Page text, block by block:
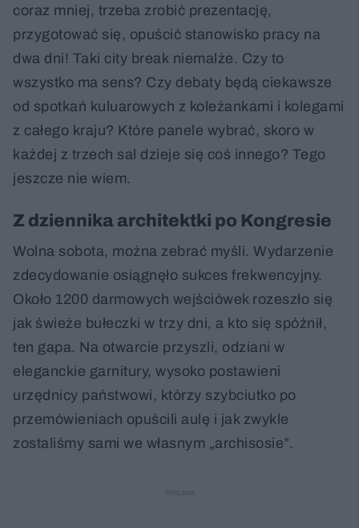
coraz mniej, trzeba zrobić prezentację,
przygotować się, opuścić stanowisko pracy na
dwa dni! Taki city break niemalże. Czy to
wszystko ma sens? Czy debaty będą ciekawsze
od spotkań kuluarowych z koleżankami i kolegami
z całego kraju? Które panele wybrać, skoro w
każdej z trzech sal dzieje się coś innego? Tego
jeszcze nie wiem.
Z dziennika architektki po Kongresie
Wolna sobota, można zebrać myśli. Wydarzenie
zdecydowanie osiągnęło sukces frekwencyjny.
Około 1200 darmowych wejściówek rozeszło się
jak świeże bułeczki w trzy dni, a kto się spóźnił,
ten gapa. Na otwarcie przyszli, odziani w
eleganckie garnitury, wysoko postawieni
urzędnicy państwowi, którzy szybciutko po
przemówieniach opuścili aulę i jak zwykle
zostaliśmy sami we własnym „archisosie”.